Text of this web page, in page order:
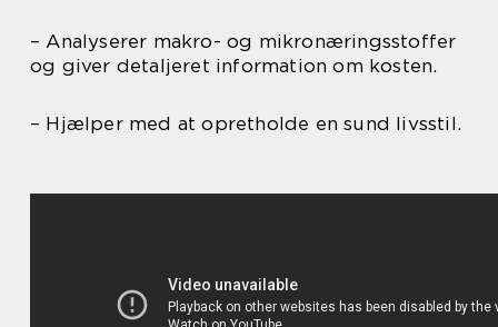
– Analyserer makro- og mikronæringsstoffer
og giver detaljeret information om kosten.
– Hjælper med at opretholde en sund livsstil.